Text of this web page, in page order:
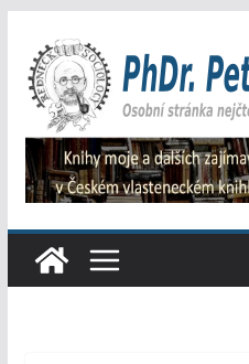
obsah